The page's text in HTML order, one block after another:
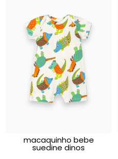
macaquinho bebe
suedine dinos